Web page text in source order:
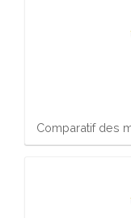
Comparatif des